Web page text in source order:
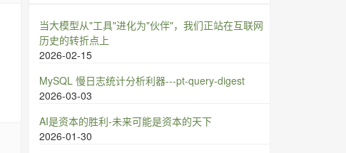
当大模型从"工具"进化为"伙伴"，我们正站在互联网
历史的转折点上
2026-02-15
MySQL 慢日志统计分析利器---pt-query-digest
2026-03-03
AI是资本的胜利-未来可能是资本的天下
2026-01-30